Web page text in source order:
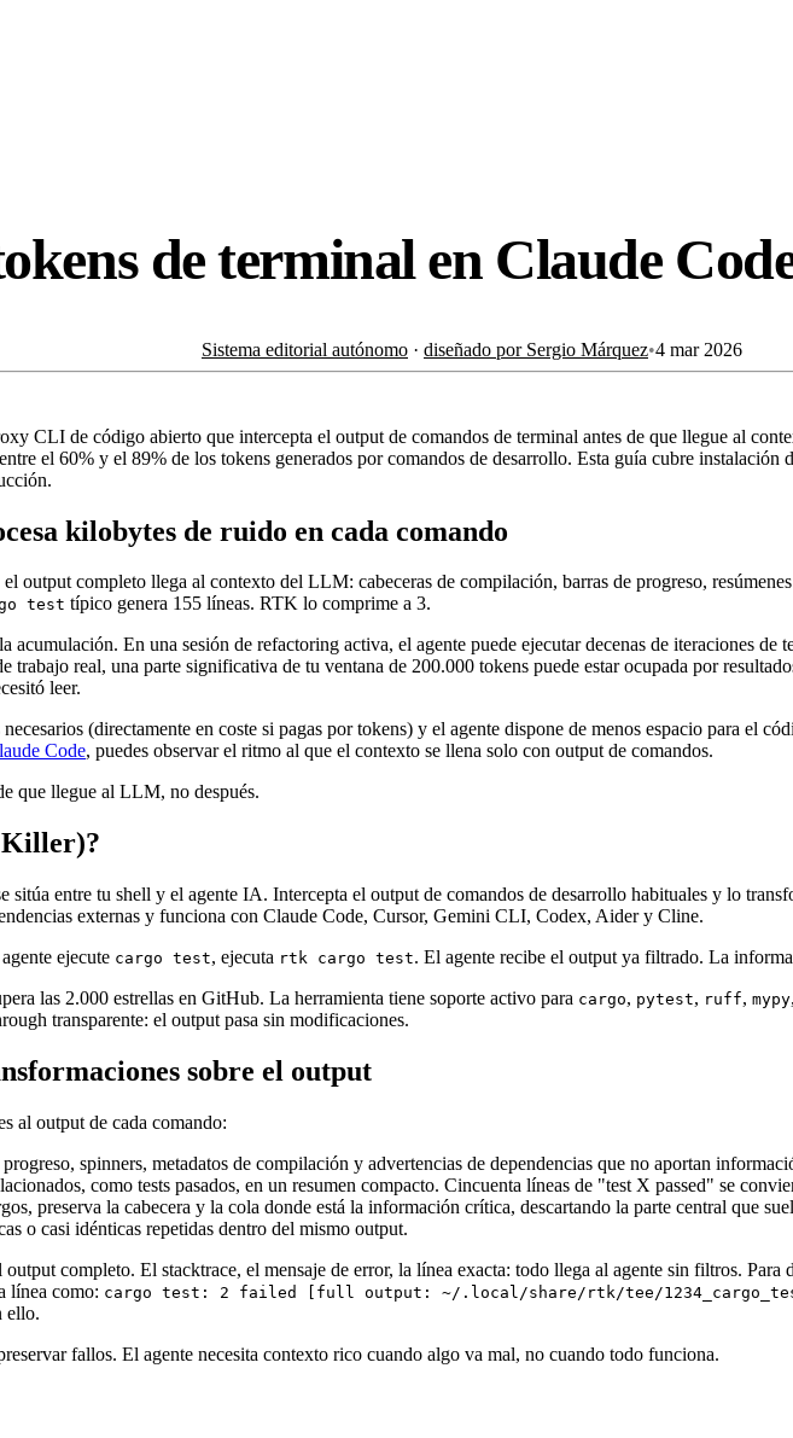
de terminal en Claude
Sistema editorial autónomo · diseñado por Sergio Márquez•4 mar 2026
CLI de código abierto que intercepta el output de comandos de terminal antes de que llegue al
el 60% y el 89% de los tokens generados por comandos de desarrollo. Esta guía cubre
kilobytes de ruido en cada comando
el output completo llega al contexto del LLM: cabeceras de compilación, barras de progreso,
test típico genera 155 líneas. RTK lo comprime a 3.
acumulación. En una sesión de refactoring activa, el agente puede ejecutar decenas de iteraciones
trabajo real, una parte significativa de tu ventana de 200.000 tokens puede estar ocupada por
leer.
(directamente en coste si pagas por tokens) y el agente dispone de menos espacio para el
Code, puedes observar el ritmo al que el contexto se llena solo con output de comandos.
que llegue al LLM, no después.
Killer)?
entre tu shell y el agente IA. Intercepta el output de comandos de desarrollo habituales y lo
externas y funciona con Claude Code, Cursor, Gemini CLI, Codex, Aider y Cline.
ejecute cargo test, ejecuta rtk cargo test. El agente recibe el output ya filtrado. La
las 2.000 estrellas en GitHub. La herramienta tiene soporte activo para cargo, pytest, ruff, mypy,
transparente: el output pasa sin modificaciones.
sobre el output
al output de cada comando:
spinners, metadatos de compilación y advertencias de dependencias que no aportan
como tests pasados, en un resumen compacto. Cincuenta líneas de "test X passed" se
preserva la cabecera y la cola donde está la información crítica, descartando la parte central que
o casi idénticas repetidas dentro del mismo output.
completo. El stacktrace, el mensaje de error, la línea exacta: todo llega al agente sin filtros.
línea como: cargo test: 2 failed [full output: ~/.local/share/rtk/tee/
ello.
fallos. El agente necesita contexto rico cuando algo va mal, no cuando todo funciona.